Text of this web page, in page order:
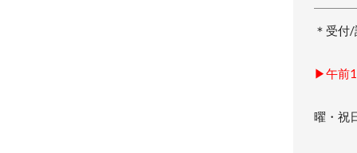
＊受付
▶午前
曜・祝